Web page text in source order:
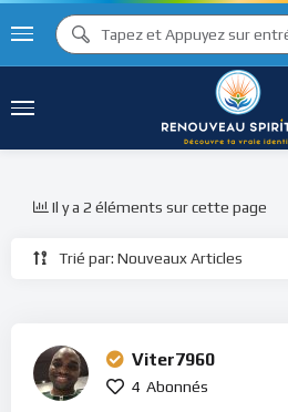
Trié par: Nouveaux Articles
Il y a 2 éléments sur cette page
Viter7960
4 Abonnés